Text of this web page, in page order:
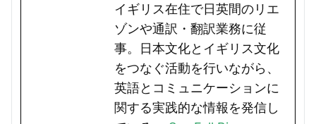
イギリス在住で日英間のリエ
ゾンや通訳・翻訳業務に従
事。日本文化とイギリス文化
をつなぐ活動を行いながら、
英語とコミュニケーションに
関する実践的な情報を発信し